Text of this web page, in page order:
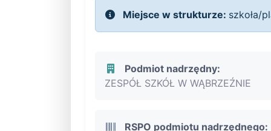
Miejsce w strukturze: szkoła/
Podmiot nadrzędny:
ZESPÓŁ SZKÓŁ W WĄBRZEŹNIE
RSPO podmiotu nadrzędnego: